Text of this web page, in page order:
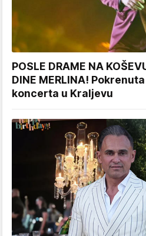
POSLE DRAME NA
DINE MERLINA!
koncerta u Kraljevu